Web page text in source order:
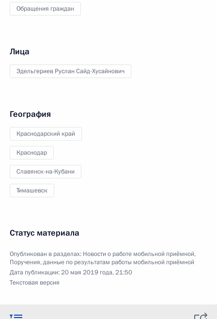
Обращения граждан
Лица
Эдельгериев Руслан Сайд-Хусайнович
География
Краснодарский край
Краснодар
Славянск-на-Кубани
Тимашевск
Статус материала
Опубликован в разделах: Новости о работе мобильной приёмной,
Поручения, данные по результатам работы мобильной приёмной
Дата публикации:20 мая 2019 года, 21:50
Текстовая версия